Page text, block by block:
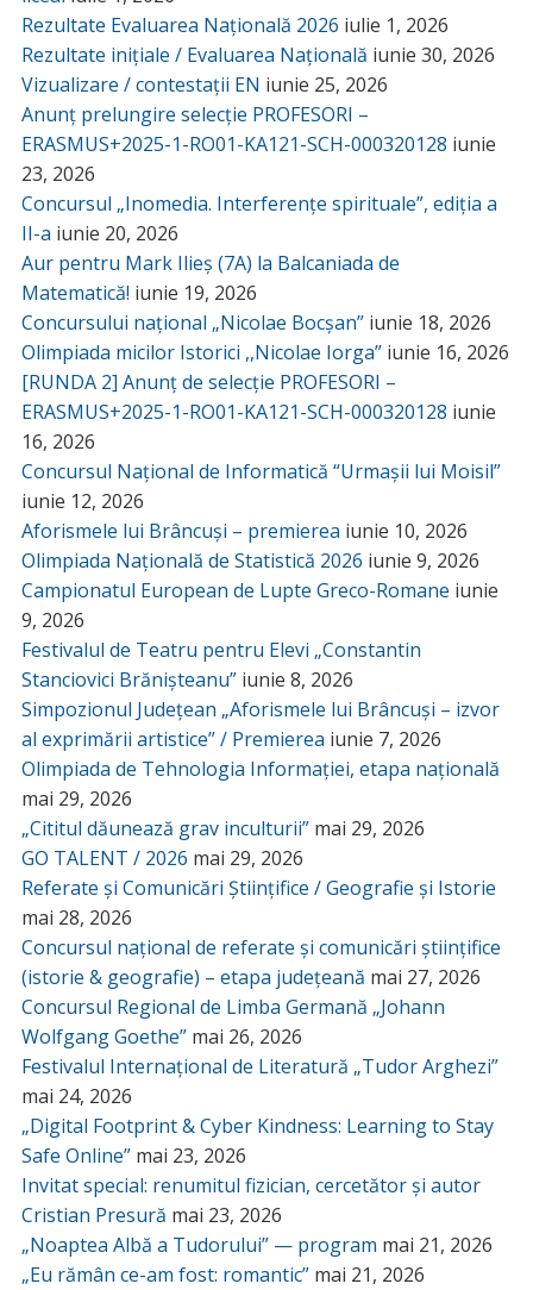
Rezultate Evaluarea Națională 2026 iulie 1, 2026
Rezultate inițiale / Evaluarea Națională iunie 30, 2026
Vizualizare / contestații EN iunie 25, 2026
Anunț prelungire selecție PROFESORI –
ERASMUS+2025-1-RO01-KA121-SCH-000320128 iunie
23, 2026
Concursul „Inomedia. Interferențe spirituale”, ediția a
II-a iunie 20, 2026
Aur pentru Mark Ilieș (7A) la Balcaniada de
Matematică! iunie 19, 2026
Concursului național „Nicolae Bocșan” iunie 18, 2026
Olimpiada micilor Istorici ,,Nicolae Iorga” iunie 16, 2026
[RUNDA 2] Anunț de selecție PROFESORI –
ERASMUS+2025-1-RO01-KA121-SCH-000320128 iunie
16, 2026
Concursul Național de Informatică “Urmașii lui Moisil”
iunie 12, 2026
Aforismele lui Brâncuși – premierea iunie 10, 2026
Olimpiada Națională de Statistică 2026 iunie 9, 2026
Campionatul European de Lupte Greco-Romane iunie
9, 2026
Festivalul de Teatru pentru Elevi „Constantin
Stanciovici Brănișteanu” iunie 8, 2026
Simpozionul Județean „Aforismele lui Brâncuși – izvor
al exprimării artistice” / Premierea iunie 7, 2026
Olimpiada de Tehnologia Informației, etapa națională
mai 29, 2026
„Cititul dăunează grav inculturii” mai 29, 2026
GO TALENT / 2026 mai 29, 2026
Referate și Comunicări Științifice / Geografie și Istorie
mai 28, 2026
Concursul național de referate și comunicări științifice
(istorie & geografie) – etapa județeană mai 27, 2026
Concursul Regional de Limba Germană „Johann
Wolfgang Goethe” mai 26, 2026
Festivalul Internațional de Literatură „Tudor Arghezi”
mai 24, 2026
„Digital Footprint & Cyber Kindness: Learning to Stay
Safe Online” mai 23, 2026
Invitat special: renumitul fizician, cercetător și autor
Cristian Presură mai 23, 2026
„Noaptea Albă a Tudorului” — program mai 21, 2026
„Eu rămân ce-am fost: romantic” mai 21, 2026